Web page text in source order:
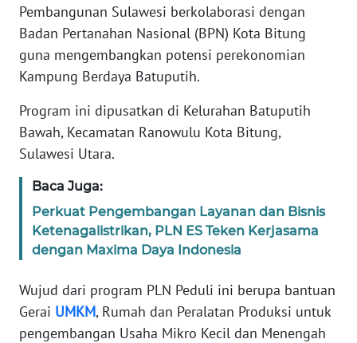
Pembangunan Sulawesi berkolaborasi dengan
Badan Pertanahan Nasional (BPN) Kota Bitung
guna mengembangkan potensi perekonomian
Kampung Berdaya Batuputih.
Program ini dipusatkan di Kelurahan Batuputih
Bawah, Kecamatan Ranowulu Kota Bitung,
Sulawesi Utara.
Baca Juga:
Perkuat Pengembangan Layanan dan Bisnis
Ketenagalistrikan, PLN ES Teken Kerjasama
dengan Maxima Daya Indonesia
Wujud dari program PLN Peduli ini berupa bantuan
Gerai UMKM, Rumah dan Peralatan Produksi untuk
pengembangan Usaha Mikro Kecil dan Menengah
PEDOMAN
SIBER
REDAKSI
KARIR
DISCLAIMER
Wahana
Regional
SUMUT